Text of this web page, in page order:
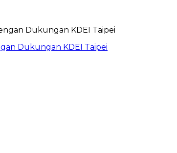
Dukungan KDEI Taipei